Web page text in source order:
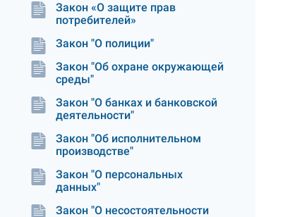
Закон «О защите прав
потребителей»
Закон "О полиции"
Закон "Об охране окружающей
среды"
Закон "О банках и банковской
деятельности"
Закон "Об исполнительном
производстве"
Закон "О персональных
данных"
Закон "О несостоятельности